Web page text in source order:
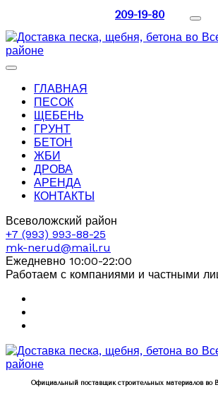
209-19-80
ГЛАВНАЯ
ПЕСОК
ЩЕБЕНЬ
ГРУНТ
БЕТОН
ЖБИ
ДРОВА
АРЕНДА
КОНТАКТЫ
Всеволожский район
+7 (993) 993-88-25
mk-nerud@mail.ru
Ежедневно 10:00-22:00
Работаем с компаниями и частными
Официальный поставщик строительных материалов во